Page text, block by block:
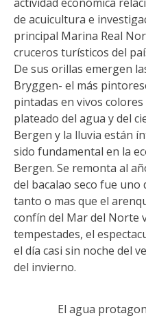
actividad económica
de acuicultura e
principal Marina Real
cruceros turísticos del
De sus orillas emergen
Bryggen- el más
pintadas en vivos
plateado del agua y del
Bergen y la lluvia están
sido fundamental en la
Bergen. Se remonta al
del bacalao seco fue uno
tanto o mas que el
confín del Mar del Norte
tempestades, el
el día casi sin noche del
del invierno.
El agua